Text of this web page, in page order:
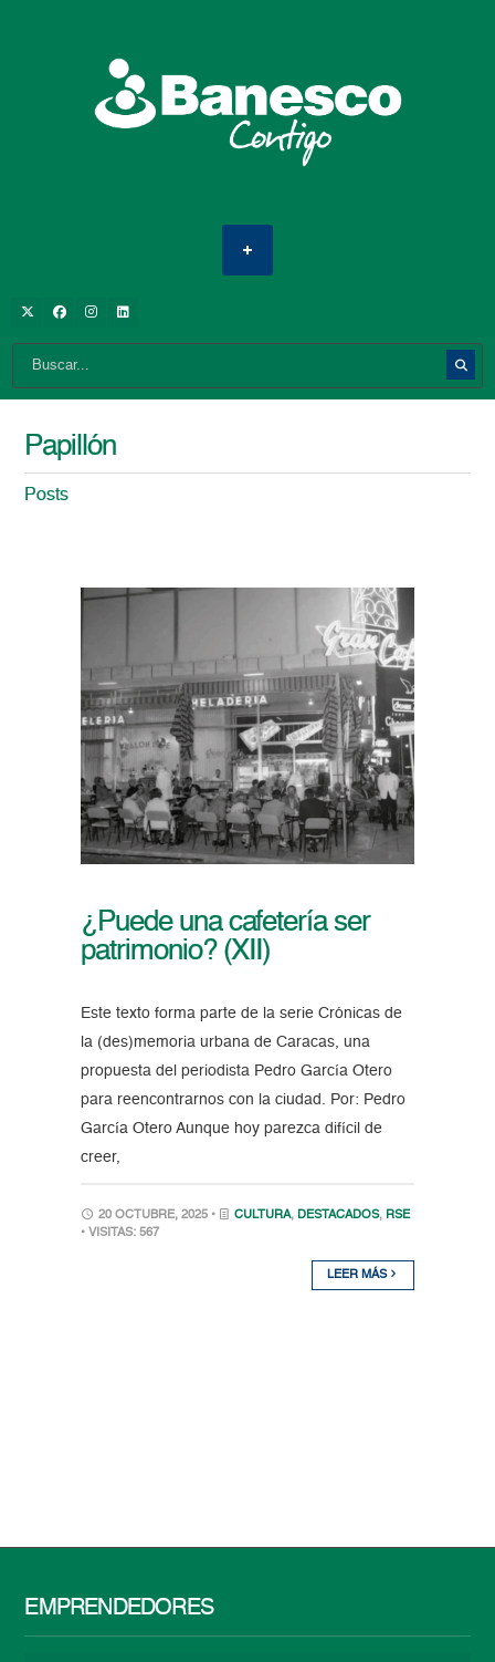
Papillón
Posts
¿Puede una cafetería ser
patrimonio? (XII)
Este texto forma parte de la serie Crónicas de
la (des)memoria urbana de Caracas, una
propuesta del periodista Pedro García Otero
para reencontrarnos con la ciudad. Por: Pedro
García Otero Aunque hoy parezca difícil de
creer,
20 OCTUBRE, 2025 • CULTURA, DESTACADOS, RSE
• VISITAS: 567
LEER MÁS
EMPRENDEDORES